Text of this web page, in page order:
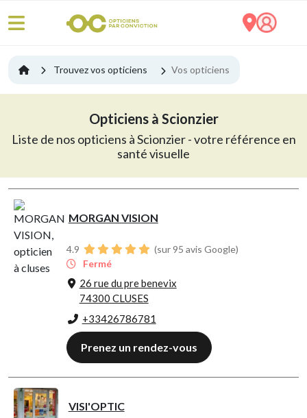
Trouvez vos opticiens Vos opticiens
Opticiens à Scionzier
Liste de nos opticiens à Scionzier - votre référence en
santé visuelle
MORGAN VISION
4.9
(sur 95 avis Google)
Fermé
26 rue du pre benevix
74300 CLUSES
+33426786781
Prenez un rendez-vous
VISI'OPTIC